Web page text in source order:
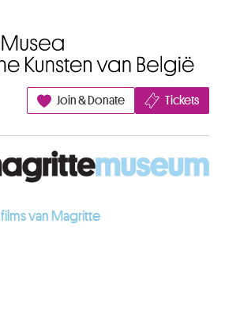
Join & Donate
Tickets
van Magritte